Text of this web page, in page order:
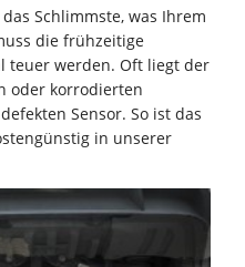
Schlimmste, was Ihrem
die frühzeitige
teuer werden. Oft liegt der
oder korrodierten
Sensor. So ist das
in unserer